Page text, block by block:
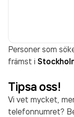
Personer som
främst i
Tipsa oss!
Vi vet mycket,
telefonnumret?